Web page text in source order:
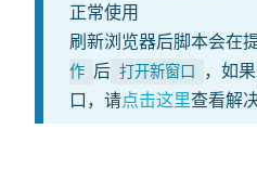
正常使用
刷新浏览器后脚本会在
作 后 打开新窗口
，如
口，请点击这里查看解